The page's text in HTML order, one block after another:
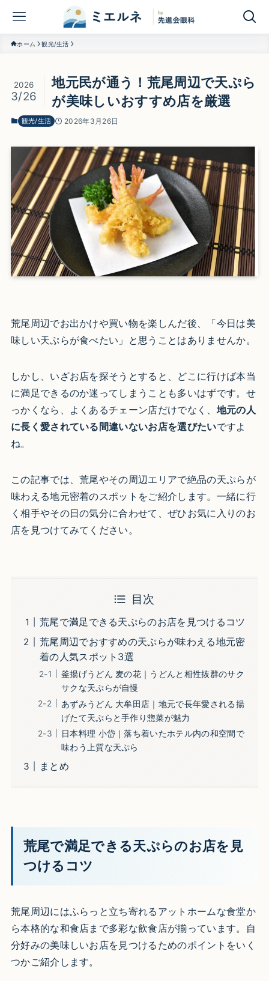
ホーム 観光/生活
地元民が通う！荒尾周辺で天ぷら
が美味しいおすすめ店を厳選
2026
3/26
観光/生活 2026年3月26日
荒尾周辺でお出かけや買い物を楽しんだ後、「今日は美
味しい天ぷらが食べたい」と思うことはありませんか。
しかし、いざお店を探そうとすると、どこに行けば本当
に満足できるのか迷ってしまうことも多いはずです。せ
っかくなら、よくあるチェーン店だけでなく、 地元の人
に長く愛されている間違いないお店を選びたいですよ
ね。
この記事では、荒尾やその周辺エリアで絶品の天ぷらが
味わえる地元密着のスポットをご紹介します。一緒に行
く相手やその日の気分に合わせて、ぜひお気に入りのお
店を見つけてみてください。
目次
荒尾で満足できる天ぷらのお店を見つけるコツ
荒尾周辺でおすすめの天ぷらが味わえる地元密
着の人気スポット3選
釜揚げうどん 麦の花｜うどんと相性抜群のサク
サクな天ぷらが自慢
あずみうどん 大牟田店｜地元で長年愛される揚
げたて天ぷらと手作り惣菜が魅力
日本料理 小岱｜落ち着いたホテル内の和空間で
味わう上質な天ぷら
まとめ
荒尾で満足できる天ぷらのお店を見
つけるコツ
荒尾周辺にはふらっと立ち寄れるアットホームな食堂か
ら本格的な和食店まで多彩な飲食店が揃っています。自
分好みの美味しいお店を見つけるためのポイントをいく
つかご紹介します。